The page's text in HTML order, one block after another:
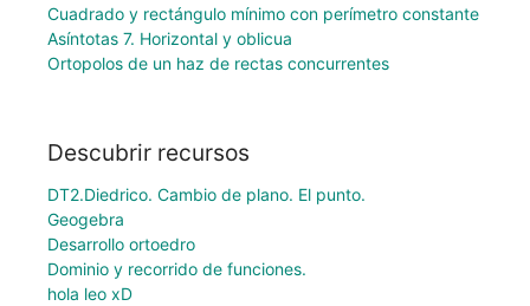
Cuadrado y rectángulo mínimo con perímetro constante
Asíntotas 7. Horizontal y oblicua
Ortopolos de un haz de rectas concurrentes
Descubrir recursos
DT2.Diedrico. Cambio de plano. El punto.
Geogebra
Desarrollo ortoedro
Dominio y recorrido de funciones.
hola leo xD